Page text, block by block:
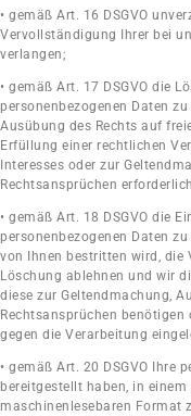
• gemäß Art. 16 DSGVO
Vervollständigung Ihrer bei
verlangen;
• gemäß Art. 17 DSGVO die
personenbezogenen Daten
Ausübung des Rechts auf
Erfüllung einer rechtlichen
Interesses oder zur
Rechtsansprüchen
• gemäß Art. 18 DSGVO die
personenbezogenen Daten
von Ihnen bestritten wird, die
Löschung ablehnen und wir
diese zur Geltendmachung,
Rechtsansprüchen benötigen
gegen die Verarbeitung
• gemäß Art. 20 DSGVO Ihre
bereitgestellt haben, in
maschinenlesebaren Format